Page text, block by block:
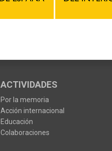
ACTIVIDADES
Por la memoria
Acción internacional
Educación
Colaboraciones